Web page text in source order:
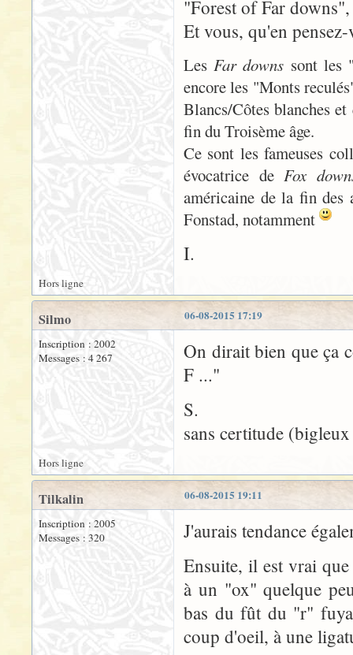
"Forest of Far
Et vous, qu'en pensez-
Les Far downs sont les
encore les "Monts
Blancs/Côtes blanches
fin du Troisème âge.
Ce sont les fameuses
évocatrice de Fox
américaine de la fin des
Fonstad, notamment
I.
Hors ligne
06-08-2015 17:19
Silmo
Inscription : 2002
Messages : 4 267
On dirait bien que ça
F ..."
S.
sans certitude
Hors ligne
06-08-2015 19:11
Tilkalin
Inscription : 2005
Messages : 320
J'aurais tendance
Ensuite, il est vrai
à un "ox" quelque
bas du fût du "r"
coup d'oeil, à une